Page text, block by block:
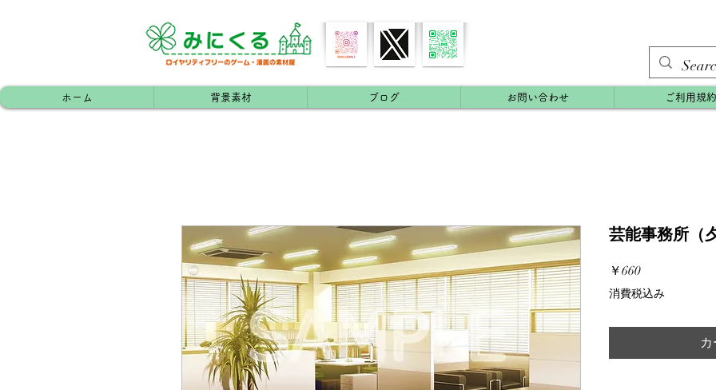
ホーム 背景素材 ブログ お問い合わせ ご利用規約
芸能事務所（
￥660価
格
消費税込み